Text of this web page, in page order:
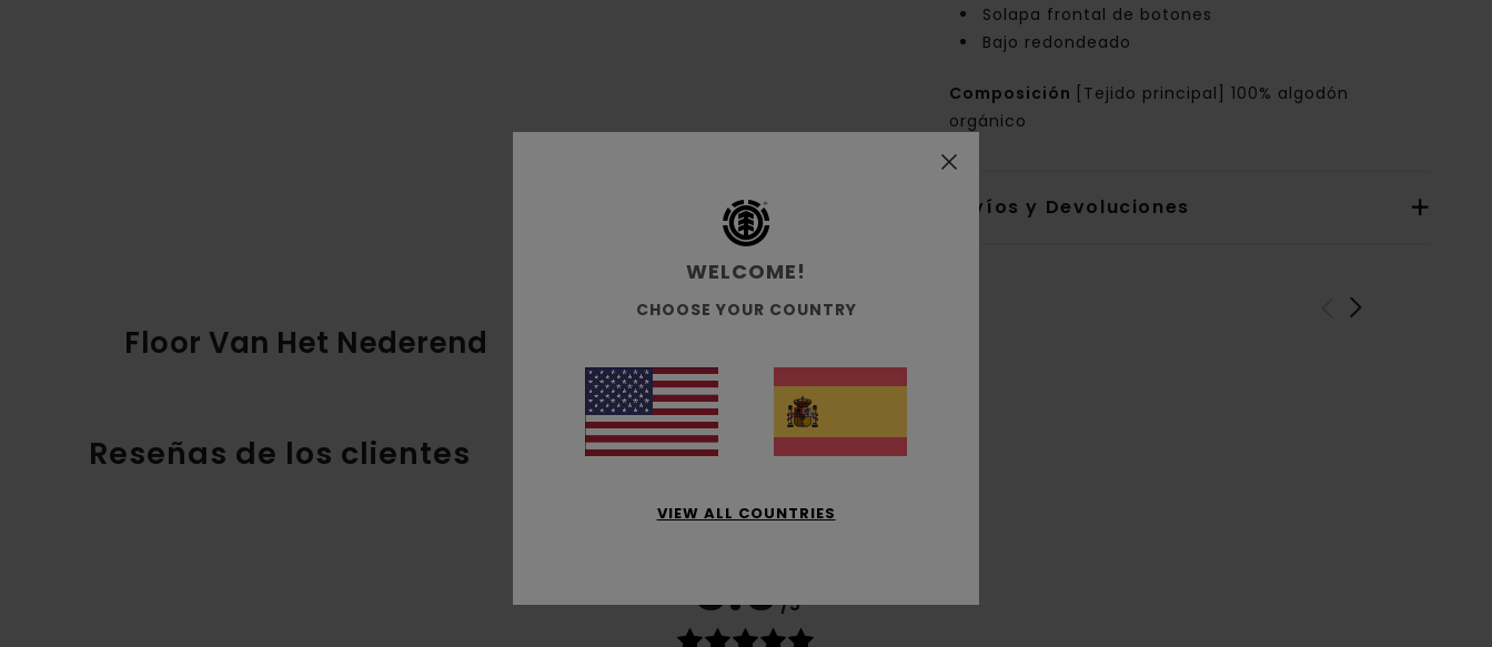
Solapa frontal de botones
Bajo redondeado
Composición
[Tejido principal] 100% algodón
orgánico
Envíos y Devoluciones
Floor Van Het Nederend
Reseñas de los clientes
5.0/5
WELCOME!
CHOOSE YOUR COUNTRY
VIEW ALL COUNTRIES